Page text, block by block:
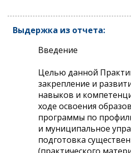
Выдержка из отчета:
Введение
Целью данной
закрепление и
навыков и
ходе освоения
программы по
и муниципальное
подготовка